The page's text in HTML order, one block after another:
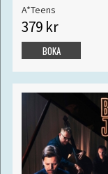
A*Teens
379 kr
BOKA